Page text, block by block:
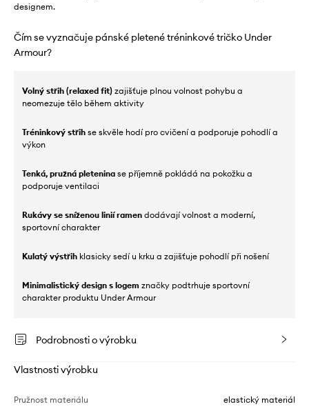
designem.
Čím se vyznačuje pánské pletené tréninkové tričko Under
Armour?
Volný střih (relaxed fit) zajišťuje plnou volnost pohybu a
neomezuje tělo během aktivity
Tréninkový střih se skvěle hodí pro cvičení a podporuje pohodlí a
výkon
Tenká, pružná pletenina se příjemně pokládá na pokožku a
podporuje ventilaci
Rukávy se sníženou linií ramen dodávají volnost a moderní,
sportovní charakter
Kulatý výstřih klasicky sedí u krku a zajišťuje pohodlí při nošení
Minimalistický design s logem značky podtrhuje sportovní
charakter produktu Under Armour
Podrobnosti o výrobku
Vlastnosti výrobku
Pružnost materiálu elastický materiál